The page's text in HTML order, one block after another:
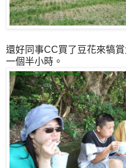
還好同事CC買了豆花來犒
一個半小時。